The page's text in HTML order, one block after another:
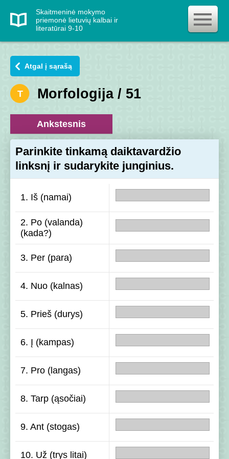
Skaitmeninė mokymo
priemonė lietuvių kalbai ir
literatūrai 9-10
Atgal į sąrašą
T Morfologija / 51
Ankstesnis
Parinkite tinkamą daiktavardžio
linksnį ir sudarykite junginius.
1. Iš (namai)
2. Po (valanda)
(kada?)
3. Per (para)
4. Nuo (kalnas)
5. Prieš (durys)
6. Į (kampas)
7. Pro (langas)
8. Tarp (ąsočiai)
9. Ant (stogas)
10. Už (trys litai)